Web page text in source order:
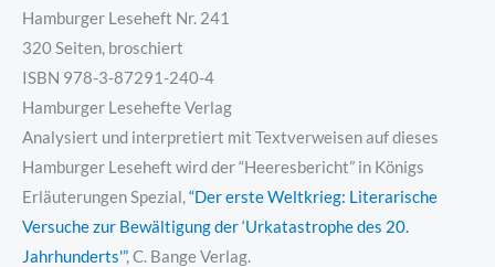
Hamburger Leseheft Nr. 241
320 Seiten, broschiert
ISBN 978-3-87291-240-4
Hamburger Lesehefte Verlag
Analysiert und interpretiert mit Textverweisen auf dieses
Hamburger Leseheft wird der “Heeresbericht” in Königs
Erläuterungen Spezial,“Der erste Weltkrieg: Literarische
Versuche zur Bewältigung der ‘Urkatastrophe des 20.
Jahrhunderts'”, C. Bange Verlag.